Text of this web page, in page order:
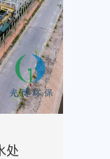
处